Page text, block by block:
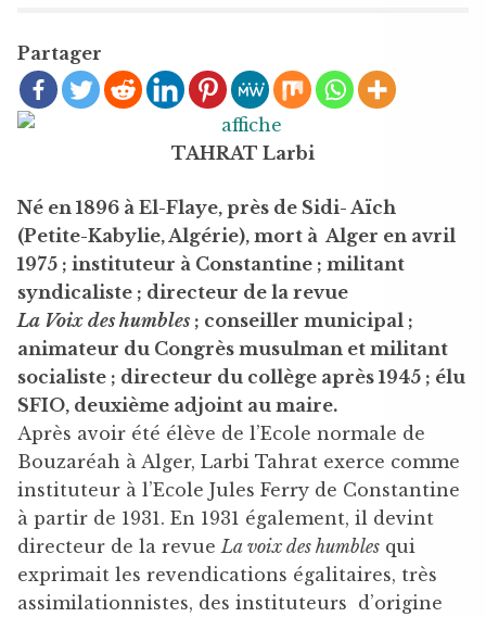
Partager
TAHRAT Larbi
Né en 1896 à El-Flaye, près de Sidi- Aïch
(Petite-Kabylie, Algérie), mort à Alger en avril
1975 ; instituteur à Constantine ; militant
syndicaliste ; directeur de la revue
La Voix des humbles ; conseiller municipal ;
animateur du Congrès musulman et militant
socialiste ; directeur du collège après 1945 ; élu
SFIO, deuxième adjoint au maire.
Après avoir été élève de l’Ecole normale de
Bouzaréah à Alger, Larbi Tahrat exerce comme
instituteur à l’Ecole Jules Ferry de Constantine
à partir de 1931. En 1931 également, il devint
directeur de la revue La voix des humbles qui
exprimait les revendications égalitaires, très
assimilationnistes, des instituteurs d’origine